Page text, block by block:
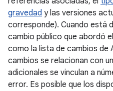
gravedad y las versiones
corresponde). Cuando está
cambio público que abordó
como la lista de cambios de
cambios se relacionan con
adicionales se vinculan a
error. Es posible que los